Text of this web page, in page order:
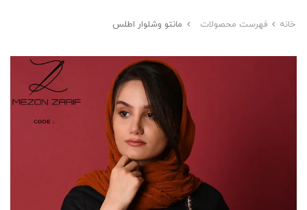
خانه فهرست محصولات مانتو وشلوار اطلس